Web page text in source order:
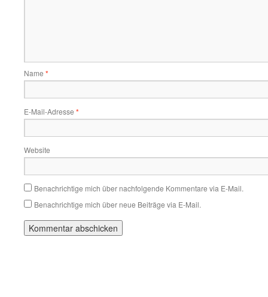
Name *
E-Mail-Adresse *
Website
Benachrichtige mich über nachfolgende Kommentare via E-Mail.
Benachrichtige mich über neue Beiträge via E-Mail.